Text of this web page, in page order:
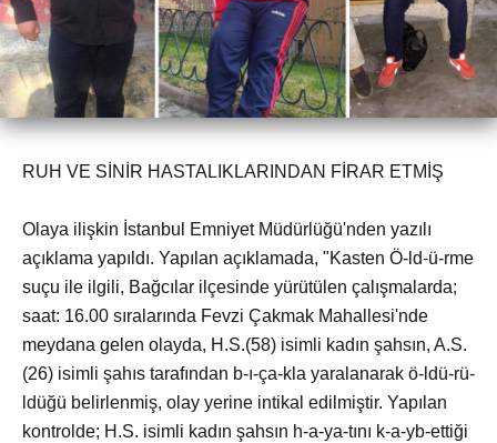
RUH VE SİNİR HASTALIKLARINDAN FİRAR ETMİŞ
Olaya ilişkin İstanbul Emniyet Müdürlüğü'nden yazılı
açıklama yapıldı. Yapılan açıklamada, "Kasten Ö-ld-ü-rme
suçu ile ilgili, Bağcılar ilçesinde yürütülen çalışmalarda;
saat: 16.00 sıralarında Fevzi Çakmak Mahallesi'nde
meydana gelen olayda, H.S.(58) isimli kadın şahsın, A.S.
(26) isimli şahıs tarafından b-ı-ça-kla yaralanarak ö-ldü-rü-
ldüğü belirlenmiş, olay yerine intikal edilmiştir. Yapılan
kontrolde; H.S. isimli kadın şahsın h-a-ya-tını k-a-yb-ettiği